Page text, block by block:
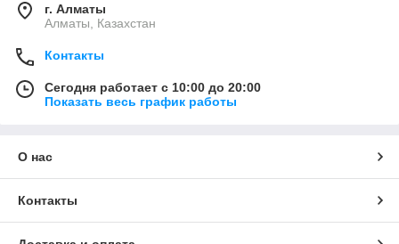
г. Алматы
Алматы, Казахстан
Контакты
Сегодня работает с 10:00 до 20:00
Показать весь график работы
О нас
Контакты